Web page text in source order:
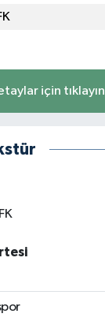
için tıklayın